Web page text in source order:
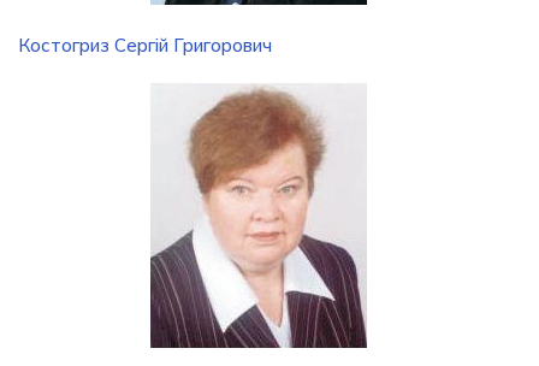
Костогриз Сергій Григорович